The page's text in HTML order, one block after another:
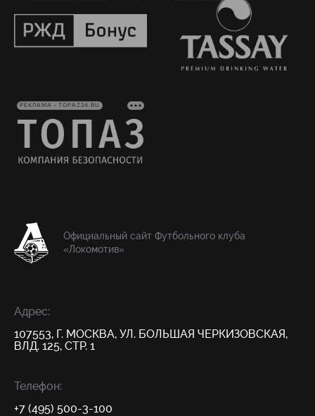
РЕКЛАМА • TOPAZ24.RU
Официальный сайт Футбольного клуба
«Локомотив»
Адрес:
107553, Г. МОСКВА, УЛ. БОЛЬШАЯ ЧЕРКИЗОВСКАЯ,
ВЛД. 125, СТР. 1
Телефон:
+7 (495) 500-3-100